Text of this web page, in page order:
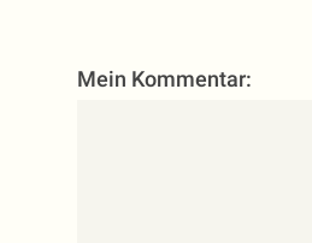
Mein Kommentar: